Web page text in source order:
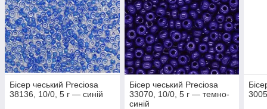
Бісер чеський Preciosa
38136, 10/0, 5 г — синій
Бісер чеський Preciosa
33070, 10/0, 5 г — темно-
синій